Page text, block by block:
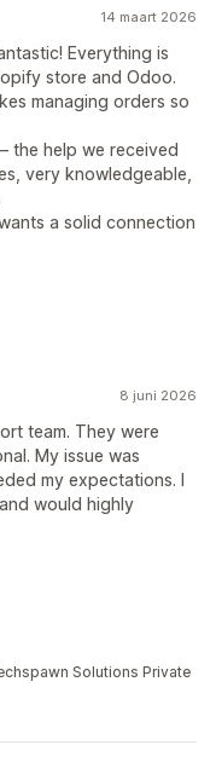
14 maart 2026
Everything is
store and Odoo.
managing orders so
the help we received
very knowledgeable,
a solid connection
8 juni 2026
team. They were
My issue was
my expectations. I
would highly
Solutions Private